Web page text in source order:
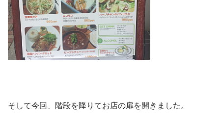
そして今回、階段を降りてお店の扉を開きました。